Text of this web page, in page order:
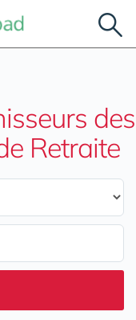
des
Retraite